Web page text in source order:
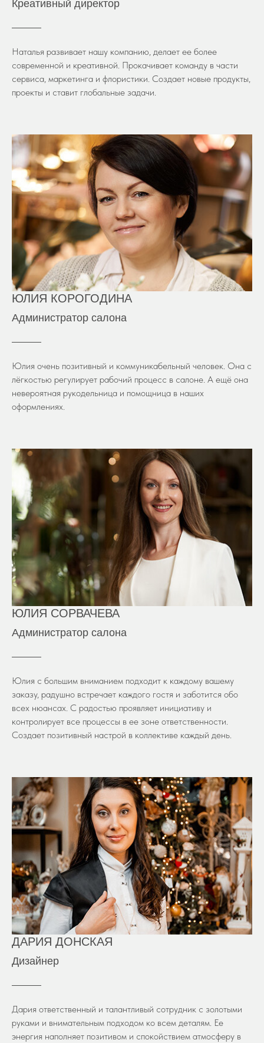
Креативный директор
Наталья развивает нашу компанию, делает ее более
современной и креативной. Прокачивает команду в части
сервиса, маркетинга и флористики. Создает новые продукты,
проекты и ставит глобальные задачи.
ЮЛИЯ КОРОГОДИНА
Администратор салона
Юлия очень позитивный и коммуникабельный человек. Она с
лёгкостью регулирует рабочий процесс в салоне. А ещё она
невероятная рукодельница и помощница в наших
оформлениях.
ЮЛИЯ СОРВАЧЕВА
Администратор салона
Юлия с большим вниманием подходит к каждому вашему
заказу, радушно встречает каждого гостя и заботится обо
всех нюансах. С радостью проявляет инициативу и
контролирует все процессы в ее зоне ответственности.
Создает позитивный настрой в коллективе каждый день.
ДАРИЯ ДОНСКАЯ
Дизайнер
Дария ответственный и талантливый сотрудник с золотыми
руками и внимательным подходом ко всем деталям. Ее
энергия наполняет позитивом и спокойствием атмосферу в